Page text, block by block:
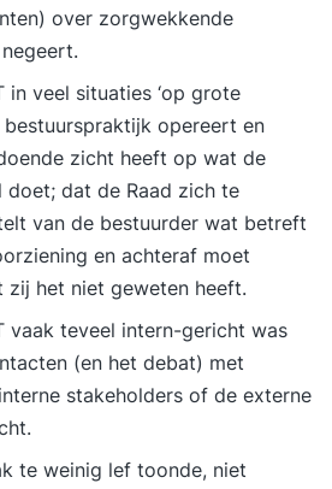
over zorgwekkende
in veel situaties ‘op grote
bestuurspraktijk opereert en
zicht heeft op wat de
doet; dat de Raad zich te
van de bestuurder wat betreft
en achteraf moet
zij het niet geweten heeft.
vaak teveel intern-gericht was
(en het debat) met
interne stakeholders of de externe
te weinig lef toonde, niet